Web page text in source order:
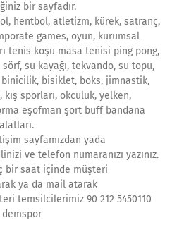
bir sayfadır.
hentbol, atletizm, kürek, satranç,
games, oyun, kurumsal
tenis koşu masa tenisi ping pong,
su kayağı, tekvando, su topu,
binicilik, bisiklet, boks, jimnastik,
sporları, okculuk, yelken,
eşofman şort buff bandana
sayfamızdan yada
ve telefon numaranızı yazınız.
bir saat içinde müşteri
ya da mail atarak
temsilcilerimiz 90 212 5450110
demspor